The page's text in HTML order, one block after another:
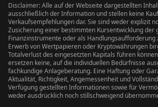
Disclaimer: Alle auf der Webseite dargestellten
ausschließlich der Information und stellen keine
Verkaufsempfehlungen dar. Sie sind weder explizit
Zusicherung einer bestimmten Kursentwicklung der
Finanzinstrumente oder als Handlungsaufforderung
Erwerb von Wertpapieren oder Kryptowährungen
Totalverlust des eingesetzten Kapitals führen
ersetzen keine, auf die individuellen Bedürfnisse
fachkundige Anlageberatung. Eine Haftung oder
Aktualität, Richtigkeit, Angemessenheit und
Verfügung gestellten Informationen sowie für
weder ausdrücklich noch stillschweigend